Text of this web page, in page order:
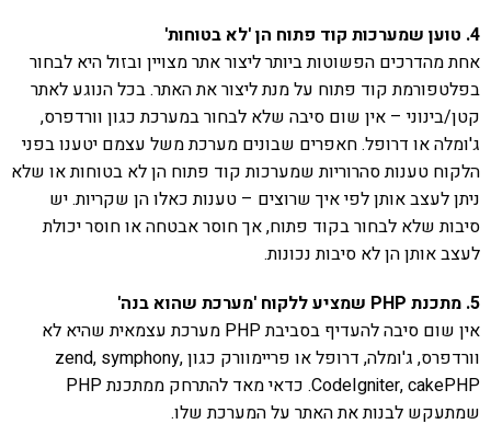
4. טוען שמערכות קוד פתוח הן 'לא בטוחות'
אחת מהדרכים הפשוטות ביותר ליצור אתר מצויין ובזול היא לבחור
בפלטפורמת קוד פתוח על מנת ליצור את האתר. בכל הנוגע לאתר
קטן/בינוני – אין שום סיבה שלא לבחור במערכת כגון וורדפרס,
ג'ומלה או דרופל. חאפרים שבונים מערכת משל עצמם יטענו בפני
הלקוח טענות סהרוריות שמערכות קוד פתוח הן לא בטוחות או שלא
ניתן לעצב אותן לפי איך שרוצים – טענות כאלו הן שקריות. יש
סיבות שלא לבחור בקוד פתוח, אך חוסר אבטחה או חוסר יכולת
לעצב אותן הן לא סיבות נכונות.
5. מתכנת PHP שמציע ללקוח 'מערכת שהוא בנה'
אין שום סיבה להעדיף בסביבת PHP מערכת עצמאית שהיא לא
וורדפרס, ג'ומלה, דרופל או פריימוורק כגון zend, symphony,
CodeIgniter, cakePHP. כדאי מאד להתרחק ממתכנת PHP
שמתעקש לבנות את האתר על המערכת שלו.